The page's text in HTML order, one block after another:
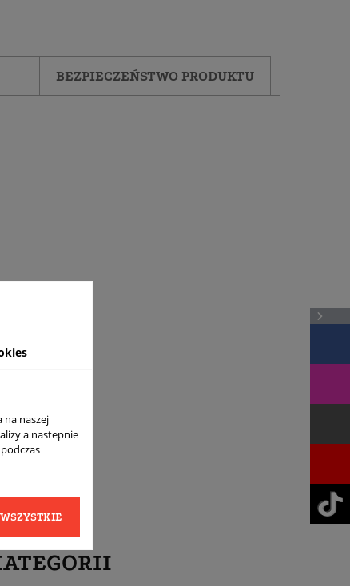
BEZPIECZEŃSTWO PRODUKTU
na naszej
a nastepnie